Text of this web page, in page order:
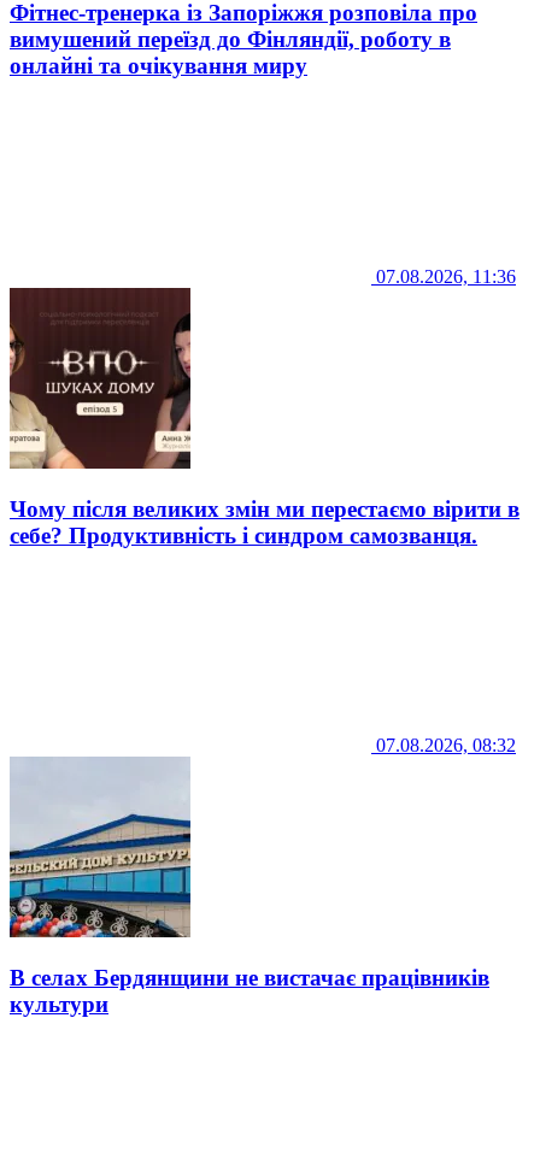
Фітнес-тренерка із Запоріжжя розповіла про
вимушений переїзд до Фінляндії, роботу в
онлайні та очікування миру
07.08.2026, 11:36
Чому після великих змін ми перестаємо вірити в
себе? Продуктивність і синдром самозванця.
07.08.2026, 08:32
В селах Бердянщини не вистачає працівників
культури